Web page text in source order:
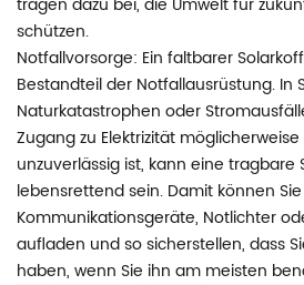
schützen.
Notfallvorsorge: Ein faltbarer
Bestandteil der Notfallausrüstung. In
Naturkatastrophen oder
Zugang zu Elektrizität
unzuverlässig ist, kann eine tragbare
lebensrettend sein. Damit können
Kommunikationsgeräte, Notlichter
aufladen und so sicherstellen, dass
haben, wenn Sie ihn am meisten